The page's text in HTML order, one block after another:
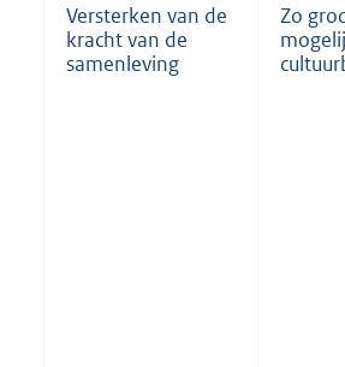
Versterken van de
kracht van de
samenleving
Zo